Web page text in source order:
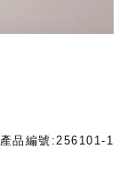
產品編號:256101-1